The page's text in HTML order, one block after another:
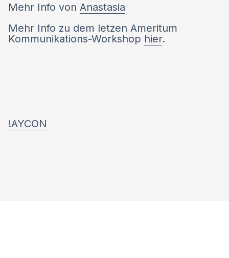
Mehr Info von Anastasia
Mehr Info zu dem letzen Ameritum
Kommunikations-Workshop hier.
!AYCON